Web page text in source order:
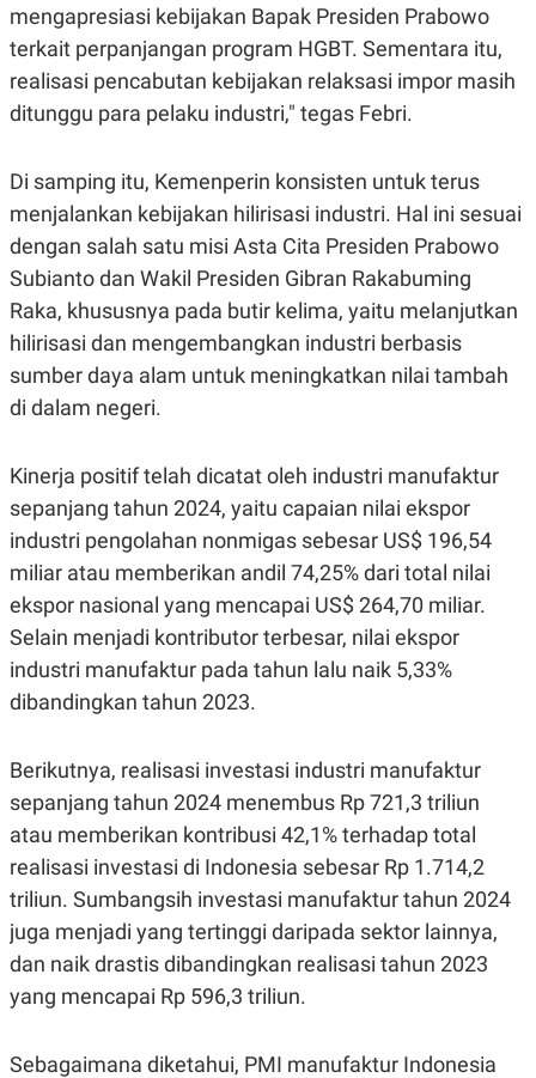
K
E
P
A
P
A
D
V
E
S
I
N
G
K
M
E
D
.
SITEMAPPROFILETERM
USE
PEDOMAN
PEMBERITAAN
SIBER
PRIVACY
POLICY
mengapresiasi kebijakan Bapak Presiden Prabowo
terkait perpanjangan program HGBT. Sementara itu,
realisasi pencabutan kebijakan relaksasi impor masih
ditunggu para pelaku industri," tegas Febri.
Di samping itu, Kemenperin konsisten untuk terus
menjalankan kebijakan hilirisasi industri. Hal ini sesuai
dengan salah satu misi Asta Cita Presiden Prabowo
Subianto dan Wakil Presiden Gibran Rakabuming
Raka, khususnya pada butir kelima, yaitu melanjutkan
hilirisasi dan mengembangkan industri berbasis
sumber daya alam untuk meningkatkan nilai tambah
di dalam negeri.
Kinerja positif telah dicatat oleh industri manufaktur
sepanjang tahun 2024, yaitu capaian nilai ekspor
industri pengolahan nonmigas sebesar US$ 196,54
miliar atau memberikan andil 74,25% dari total nilai
ekspor nasional yang mencapai US$ 264,70 miliar.
Selain menjadi kontributor terbesar, nilai ekspor
industri manufaktur pada tahun lalu naik 5,33%
dibandingkan tahun 2023.
Berikutnya, realisasi investasi industri manufaktur
sepanjang tahun 2024 menembus Rp 721,3 triliun
atau memberikan kontribusi 42,1% terhadap total
realisasi investasi di Indonesia sebesar Rp 1.714,2
triliun. Sumbangsih investasi manufaktur tahun 2024
juga menjadi yang tertinggi daripada sektor lainnya,
dan naik drastis dibandingkan realisasi tahun 2023
yang mencapai Rp 596,3 triliun.
Sebagaimana diketahui, PMI manufaktur Indonesia